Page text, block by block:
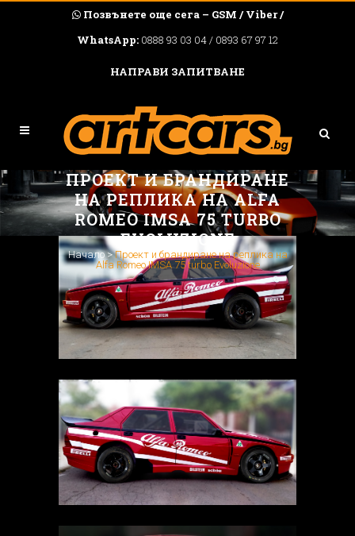
Позвънете още сега – GSM / Viber /
WhatsApp: 0888 93 03 04 / 0893 67 97 12
НАПРАВИ ЗАПИТВАНЕ
ПРОЕКТ И БРАНДИРАНЕ
НА РЕПЛИКА НА ALFA
ROMEO IMSA 75 TURBO
EVOLUZIONE
Начало>Проект и брандиране на реплика на
Alfa Romeo IMSA 75 turbo Evoluzione